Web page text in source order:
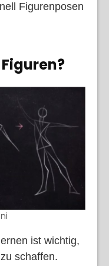
Figurenposen
?
ist wichtig,
schaffen.